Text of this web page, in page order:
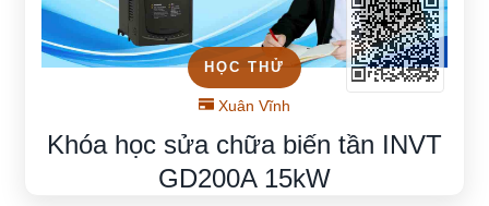
HỌC THỬ
Xuân Vĩnh
Khóa học sửa chữa biến tần INVT
GD200A 15kW